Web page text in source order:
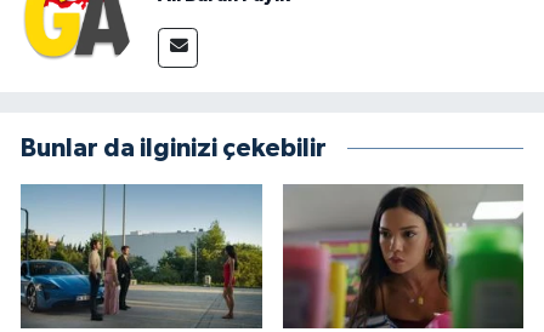
Bunlar da ilginizi çekebilir